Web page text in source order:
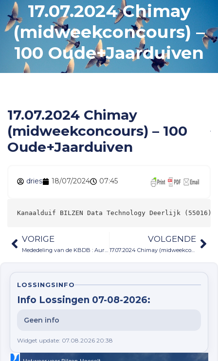
17.07.2024 Chimay
(midweekconcours) –
100 Oude+Jaarduiven
17.07.2024 Chimay
(midweekconcours) – 100
Oude+Jaarduiven
dries 18/07/2024 07:45
Kanaalduif BILZEN Data Technology Deerlijk (55016)
VORIGE
Mededeling van de KBDB : Aurillac 20/7 wordt vervangen door Brive
VOLGENDE
17.07.2024 Chimay (midweekconcours) – 261 Jonge duiven
LOSSINGSINFO
Info Lossingen 07-08-2026:
Geen info
Widget update: 07.08.2026 20:38